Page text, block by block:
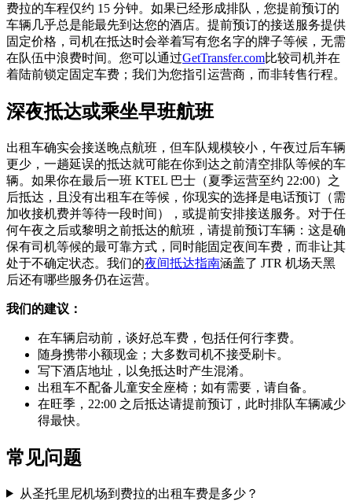
费拉的车程仅约 15 分钟。如果已经形成排队，您提前预订的
车辆几乎总是能最先到达您的酒店。提前预订的接送服务提供
固定价格，司机在抵达时会举着写有您名字的牌子等候，无需
在队伍中浪费时间。您可以通过GetTransfer.com比较司机并在
着陆前锁定固定车费；我们为您指引运营商，而非转售行程。
深夜抵达或乘坐早班航班
出租车确实会接送晚点航班，但车队规模较小，午夜过后车辆
更少，一趟延误的抵达就可能在你到达之前清空排队等候的车
辆。如果你在最后一班 KTEL 巴士（夏季运营至约 22:00）之
后抵达，且没有出租车在等候，你现实的选择是电话预订（需
加收接机费并等待一段时间），或提前安排接送服务。对于任
何午夜之后或黎明之前抵达的航班，请提前预订车辆：这是确
保有司机等候的最可靠方式，同时能固定夜间车费，而非让其
处于不确定状态。我们的夜间抵达指南涵盖了 JTR 机场天黑
后还有哪些服务仍在运营。
我们的建议：
在车辆启动前，谈好总车费，包括任何行李费。
随身携带小额现金；大多数司机不接受刷卡。
写下酒店地址，以免抵达时产生混淆。
出租车不配备儿童安全座椅；如有需要，请自备。
在旺季，22:00 之后抵达请提前预订，此时排队车辆减少
得最快。
常见问题
从圣托里尼机场到费拉的出租车费是多少？